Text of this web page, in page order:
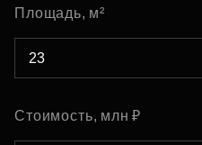
Площадь, м²
Стоимость, млн ₽